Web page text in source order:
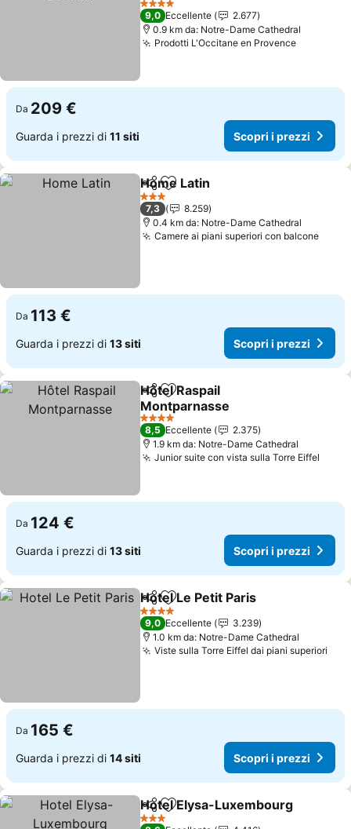
4 Stelle
9,0 Eccellente
2.677
0.9 km da: Notre-Dame Cathedral
Prodotti L'Occitane en Provence
Da 209 €
Guarda i prezzi di 11 siti Scopri i prezzi
CondividiAggiungi ai preferiti
Home Latin
3 Stelle
7,3
8.259
0.4 km da: Notre-Dame Cathedral
Camere ai piani superiori con balcone
Da 113 €
Guarda i prezzi di 13 siti Scopri i prezzi
CondividiAggiungi ai preferiti
Hôtel Raspail
Montparnasse
4 Stelle
8,5 Eccellente
2.375
1.9 km da: Notre-Dame Cathedral
Junior suite con vista sulla Torre Eiffel
Da 124 €
Guarda i prezzi di 13 siti Scopri i prezzi
CondividiAggiungi ai preferiti
Hotel Le Petit Paris
4 Stelle
9,0 Eccellente
3.239
1.0 km da: Notre-Dame Cathedral
Viste sulla Torre Eiffel dai piani superiori
Da 165 €
Guarda i prezzi di 14 siti Scopri i prezzi
CondividiAggiungi ai preferiti
Hotel Elysa-Luxembourg
3 Stelle